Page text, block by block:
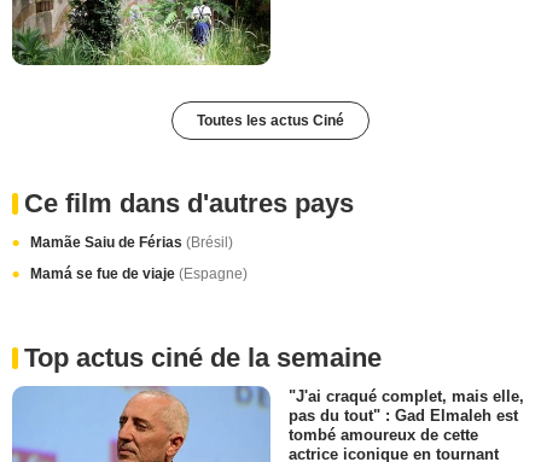
Toutes les actus Ciné
Ce film dans d'autres pays
Mamãe Saiu de Férias (Brésil)
Mamá se fue de viaje (Espagne)
Top actus ciné de la semaine
"J'ai craqué complet, mais elle,
pas du tout" : Gad Elmaleh est
tombé amoureux de cette
actrice iconique en tournant